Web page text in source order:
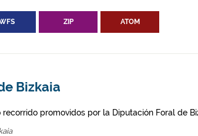
ZIP ATOM
Bizkaia
promovidos por la Diputación Foral de